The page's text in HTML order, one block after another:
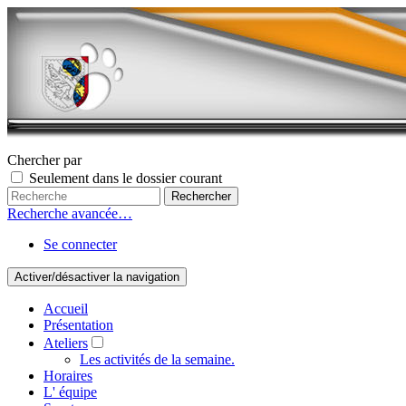
Chercher par
Seulement dans le dossier courant
Recherche avancée…
Se connecter
Activer/désactiver la navigation
Accueil
Présentation
Ateliers
Les activités de la semaine.
Horaires
L' équipe